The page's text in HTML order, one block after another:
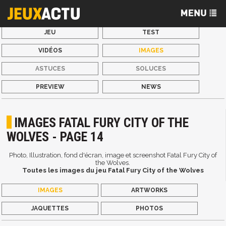
JEU TEST
VIDÉOS IMAGES
ASTUCES SOLUCES
PREVIEW NEWS
IMAGES FATAL FURY CITY OF THE
WOLVES - PAGE 14
Photo, Illustration, fond d'écran, image et screenshot Fatal Fury City of
the Wolves.
Toutes les images du jeu Fatal Fury City of the Wolves
IMAGES ARTWORKS
JAQUETTES PHOTOS